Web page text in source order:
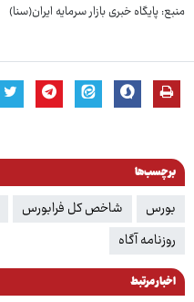
منبع: پایگاه خبری بازار سرمایه ایران(سنا)
برچسب‌ها
بورس شاخص کل فرابورس
روزنامه آگاه
اخبار مرتبط